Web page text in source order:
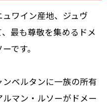
ワイン産地、ジュヴ
最も尊敬を集めるドメ
です。
ベルタンに一族の所有
マン・ルソーがドメー